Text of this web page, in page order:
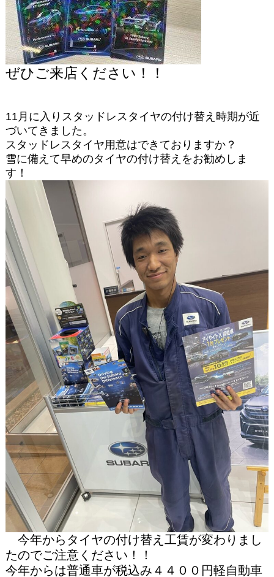
ぜひご来店ください！！
11月に入りスタッドレスタイヤの付け替え時期が近
づいてきました。
スタッドレスタイヤ用意はできておりますか？
雪に備えて早めのタイヤの付け替えをお勧めしま
す！
今年からタイヤの付け替え工賃が変わりまし
たのでご注意ください！！
今年からは普通車が税込み４４００円軽自動車